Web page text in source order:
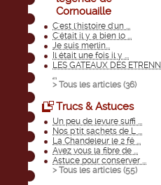
Cornouaille
C'est l'histoire d'un ...
C'était il y a bien lo ...
Je suis merlin...
Il était une fois il y ...
LES GATEAUX DES ETRENN
...
> Tous les articles (36)
Trucs & Astuces
Un peu de levure suffi ...
Nos p'tit sachets de L ...
La Chandeleur le 2 fé ...
Avez vous la fibre de ...
Astuce pour conserver ...
> Tous les articles (55)